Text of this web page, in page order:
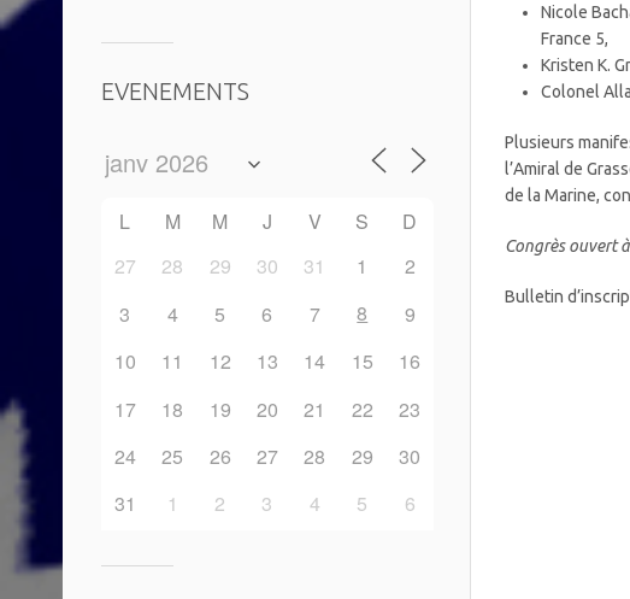
Nicole
France 5,
Kristen K.
Colonel
Plusieurs
l’Amiral de
de la Marine,
Congrès ouvert
Bulletin
EVENEMENTS
L M M J V S
D
27
28 29 30 31 1
2
3
4 5 6 7 8
9
10
11 12 13 14 15
16
17
18 19 20 21 22
23
24
25 26 27 28 29
30
31
1 2 3 4 5 6